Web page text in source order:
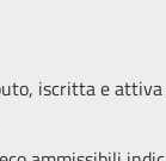
iscritta e